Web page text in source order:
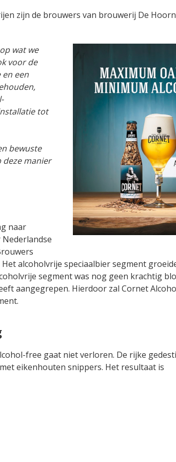
zijn de brouwers van brouwerij De Hoorn
wat we
voor de
een
tot
bewuste
deze manier
naar
alcoholvrije speciaalbier segment
segment was nog geen krachtig
aangegrepen. Hierdoor zal Cornet
free gaat niet verloren. De rijke
eikenhouten snippers. Het resultaat is